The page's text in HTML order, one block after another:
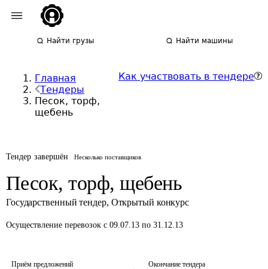
Найти грузы Найти машины
Главная
Тендеры
Песок, торф,
щебень
Как участвовать в тендере
Тендер завершён Несколько поставщиков
Песок, торф, щебень
Государственный тендер, Открытый конкурс
Осуществление перевозок с 09.07.13 по 31.12.13
Приём предложений
Окончание тендера